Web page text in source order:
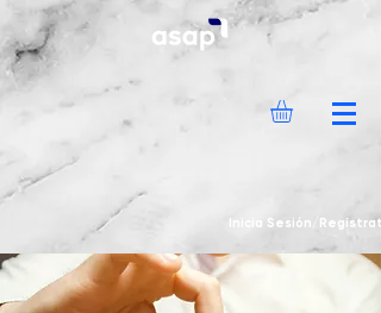
Inicia Sesión/